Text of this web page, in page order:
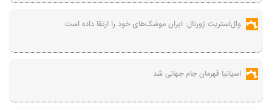
وال‌استریت ژورنال: ایران موشک‌های خود را ارتقا داده است
اسپانیا قهرمان جام جهانی شد